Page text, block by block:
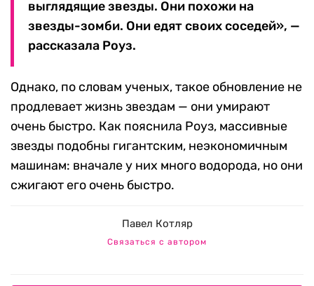
выглядящие звезды. Они похожи на
звезды-зомби. Они едят своих соседей», —
рассказала Роуз.
Однако, по словам ученых, такое обновление не
продлевает жизнь звездам — они умирают
очень быстро. Как пояснила Роуз, массивные
звезды подобны гигантским, неэкономичным
машинам: вначале у них много водорода, но они
сжигают его очень быстро.
Павел Котляр
Связаться с автором